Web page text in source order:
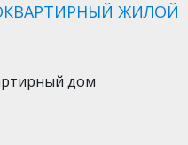
ЖИЛОЙ
дом